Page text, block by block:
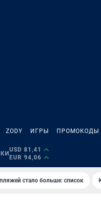
ZODY ИГРЫ ПРОМОКОДЫ
USD 81,41
EUR 94,06
стало больше: список